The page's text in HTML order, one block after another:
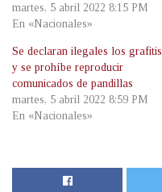
martes, 5 abril 2022 8:15 PM
En «Nacionales»
Se declaran ilegales los grafitis
y se prohíbe reproducir
comunicados de pandillas
martes, 5 abril 2022 8:59 PM
En «Nacionales»